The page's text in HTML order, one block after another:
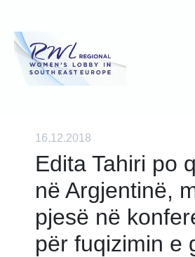
16.12.2018
Edita Tahiri po
në Argjentinë,
pjesë në
për fuqizimin e